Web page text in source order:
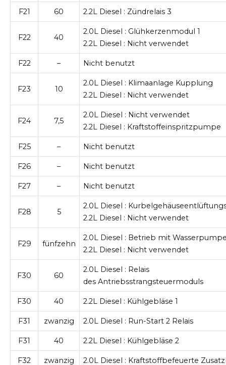
F21 60 2.2L Diesel : Zündrelais 3
F22 40
2.0L Diesel : Glühkerzenmodul 1
2.2L Diesel : Nicht verwendet
F22 – Nicht benutzt
F23 10
2.0L Diesel : Klimaanlage Kupplung
2.2L Diesel : Nicht verwendet
F24 7,5
2.0L Diesel : Nicht verwendet
2.2L Diesel : Kraftstoffeinspritzpumpe
F25 – Nicht benutzt
F26 – Nicht benutzt
F27 – Nicht benutzt
F28 5
2.0L Diesel :
2.2L Diesel : Nicht verwendet
F29 fünfzehn
2.0L Diesel : Betrieb mit
2.2L Diesel : Nicht verwendet
F30 60
2.0L Diesel : Relais
desAntriebsstrangsteuermoduls
F30 40 2.2L Diesel : Kühlgebläse 1
F31 zwanzig 2.0L Diesel : Run-Start 2 Relais
F31 40 2.2L Diesel : Kühlgebläse 2
F32 zwanzig 2.0L Diesel : Kraftstoffbefeuerte